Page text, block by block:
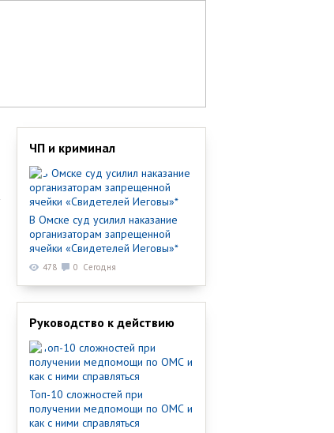
ЧП и криминал
В Омске суд усилил наказание
организаторам запрещенной
ячейки «Свидетелей Иеговы»*
478 0 Сегодня
Руководство к действию
Топ-10 сложностей при
получении медпомощи по ОМС и
как с ними справляться